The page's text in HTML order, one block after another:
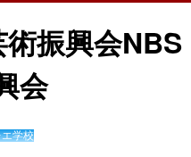
NBS
会
学校